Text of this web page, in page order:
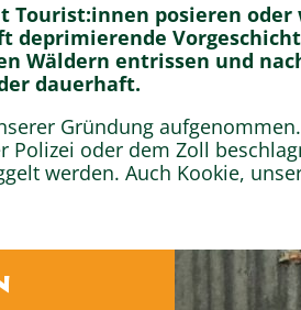
Tourist:innen posieren
deprimierende
Wäldern entrissen und
dauerhaft.
Gründung
oder dem Zoll
werden. Auch Kookie,